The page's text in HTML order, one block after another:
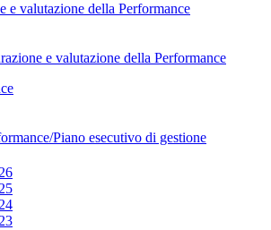
e valutazione della Performance
e valutazione della Performance
Piano esecutivo di gestione